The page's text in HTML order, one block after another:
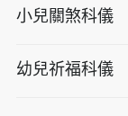
小兒關煞科儀
幼兒祈福科儀